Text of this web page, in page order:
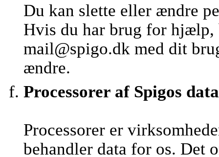
Du kan slette eller ændre
Hvis du har brug for hjælp,
mail@spigo.dk med dit
ændre.
Processorer af Spigos data
Processorer er
behandler data for os. Det